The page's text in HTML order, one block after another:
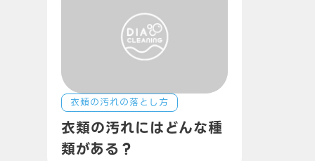
衣類の汚れの落とし方
衣類の汚れにはどんな種
類がある？